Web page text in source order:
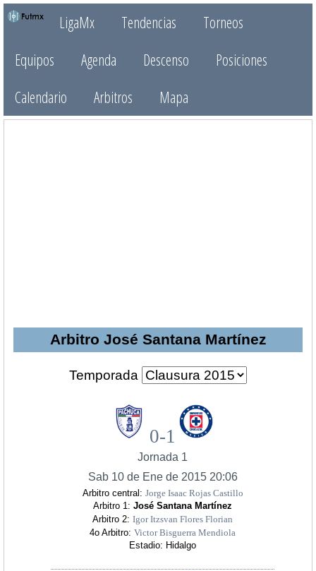
LigaMx Tendencias
Torneos
Equipos
Agenda Descenso
Posiciones
Calendario
Arbitros Mapa
Arbitro José Santana Martínez
Temporada
0-1
Jornada 1
Sab 10 de Ene de 2015 20:06
Arbitro central: Jorge Isaac Rojas Castillo
Arbitro 1:José Santana Martínez
Arbitro 2:Igor Itzsvan Flores Florian
4o Arbitro:Victor Bisguerra Mendiola
Estadio: Hidalgo